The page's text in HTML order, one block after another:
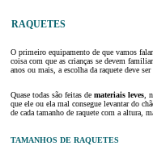
RAQUETES
O primeiro equipamento de que vamos
coisa com que as crianças se devem
anos ou mais, a escolha da raquete deve
Quase todas são feitas de materiais leves ,
que ele ou ela mal consegue levantar do
de cada tamanho de raquete com a altura,
TAMANHOS DE RAQUETES